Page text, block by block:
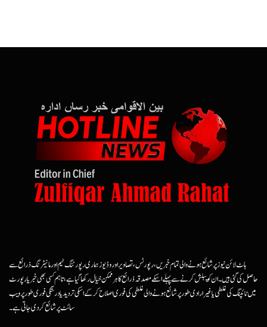
ہاٹ لائن نیوز پر شائع ہونے والی تمام خبریں، رپورٹس، تصاویر اور وڈیوز ہماری رپورٹنگ ٹیم اور مانیٹرنگ ذرائع سے
حاصل کی گئی ہیں۔ ان کو پبلش کرنے سے پہلے اسکے مصدقہ ذرائع کا ہرممکن خیال رکھا گیا ہے، تاہم کسی بھی خبر یا رپورٹ
میں ٹائپنگ کی غلطی یا غیرارادی طور پر شائع ہونے والی غلطی کی فوری اصلاح کرکے اسکی تردید یا درستگی فوری طور پر ویب
سائٹ پر شائع کردی جاتی ہے۔